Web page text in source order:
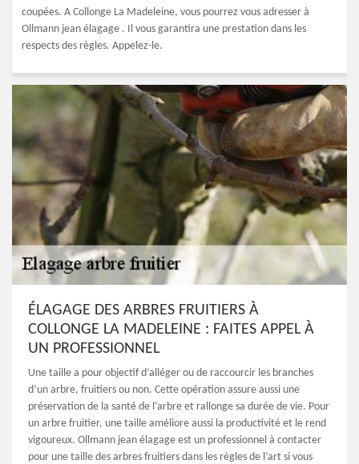
coupées. A Collonge La Madeleine, vous pourrez vous adresser à
Ollmann jean élagage . Il vous garantira une prestation dans les
respects des règles. Appelez-le.
ÉLAGAGE DES ARBRES FRUITIERS À
COLLONGE LA MADELEINE : FAITES APPEL À
UN PROFESSIONNEL
Une taille a pour objectif d’alléger ou de raccourcir les branches
d’un arbre, fruitiers ou non. Cette opération assure aussi une
préservation de la santé de l’arbre et rallonge sa durée de vie. Pour
un arbre fruitier, une taille améliore aussi la productivité et le rend
vigoureux. Ollmann jean élagage est un professionnel à contacter
pour une taille des arbres fruitiers dans les règles de l’art si vous